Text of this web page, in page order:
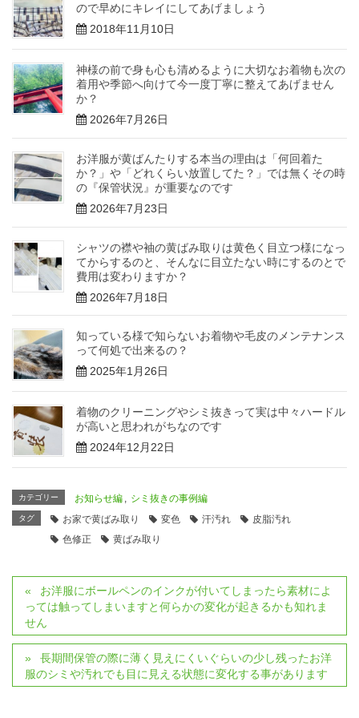
ので早めにキレイにしてあげましょう
2018年11月10日
神様の前で身も心も清めるように大切なお着物も次の
着用や季節へ向けて今一度丁寧に整えてあげません
か？
2026年7月26日
お洋服が黄ばんたりする本当の理由は「何回着た
か？」や「どれくらい放置してた？」では無くその時
の『保管状況』が重要なのです
2026年7月23日
シャツの襟や袖の黄ばみ取りは黄色く目立つ様になっ
てからするのと、そんなに目立たない時にするのとで
費用は変わりますか？
2026年7月18日
知っている様で知らないお着物や毛皮のメンテナンス
って何処で出来るの？
2025年1月26日
着物のクリーニングやシミ抜きって実は中々ハードル
が高いと思われがちなのです
2024年12月22日
カテゴリー お知らせ編 , シミ抜きの事例編
タグ お家で黄ばみ取り 変色 汗汚れ
皮脂汚れ
色修正
黄ばみ取り
お洋服にボールペンのインクが付いてしまったら素材によ
っては触ってしまいますと何らかの変化が起きるかも知れま
せん
長期間保管の際に薄く見えにくいぐらいの少し残ったお洋
服のシミや汚れでも目に見える状態に変化する事があります